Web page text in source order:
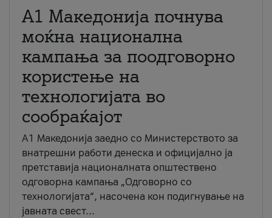
A1 Македонија почнува
моќна национална
кампања за поодговорно
користење на
технологијата во
сообраќајот
A1 Македонија заедно со Министерството за
внатрешни работи денеска и официјално ја
претставија националната општествено
одговорна кампања „Одговорно со
технологијата“, насочена кон подигнување на
јавната свест...